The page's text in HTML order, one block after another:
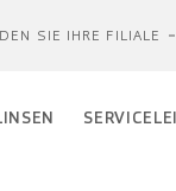
SIE IHRE FILIALE